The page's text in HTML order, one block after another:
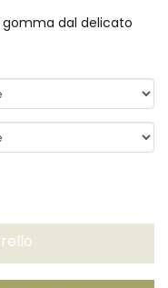
gomma dal delicato